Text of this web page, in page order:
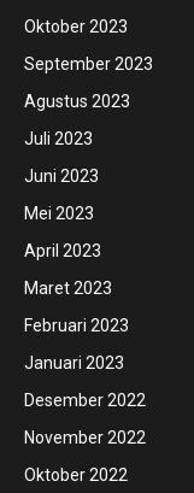
Oktober 2023
September 2023
Agustus 2023
Juli 2023
Juni 2023
Mei 2023
April 2023
Maret 2023
Februari 2023
Januari 2023
Desember 2022
November 2022
Oktober 2022